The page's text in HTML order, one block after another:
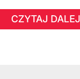
CZYTAJ DALEJ